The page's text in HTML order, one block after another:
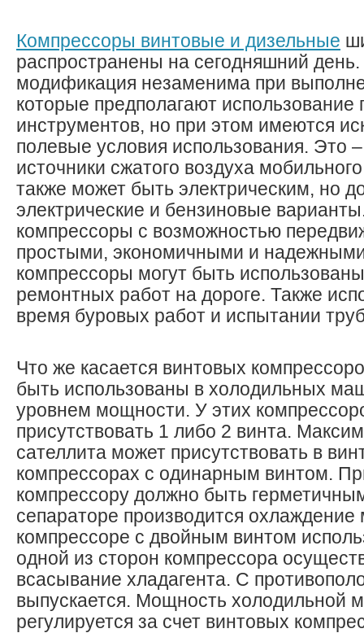
Компрессоры винтовые и дизельные
распространены на сегодняшний
модификация незаменима при
которые предполагают использование
инструментов, но при этом имеются
полевые условия использования. Это
источники сжатого воздуха
также может быть электрическим, но
электрические и бензиновые
компрессоры с возможностью
простыми, экономичными и
компрессоры могут быть
ремонтных работ на дороге. Также
время буровых работ и испытании
Что же касается винтовых
быть использованы в холодильных
уровнем мощности. У этих
присутствовать 1 либо 2 винта.
сателлита может присутствовать в
компрессорах с одинарным винтом.
компрессору должно быть
сепараторе производится охлаждение
компрессоре с двойным винтом
одной из сторон компрессора
всасывание хладагента. С
выпускается. Мощность холодильной
регулируется за счет винтовых